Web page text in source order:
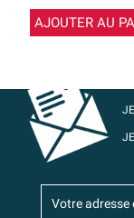
AJOUTER AU